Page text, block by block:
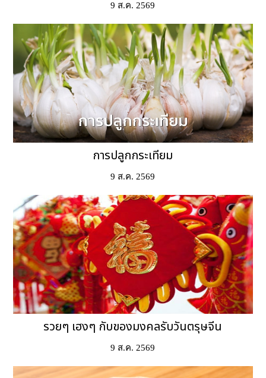
9 ส.ค. 2569
การปลูกกระเทียม
9 ส.ค. 2569
รวยๆ เฮงๆ กับของมงคลรับวันตรุษจีน
9 ส.ค. 2569